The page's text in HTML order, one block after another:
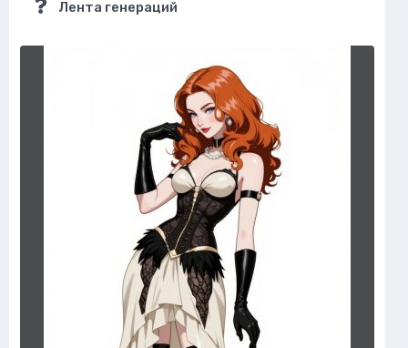
Лента генераций